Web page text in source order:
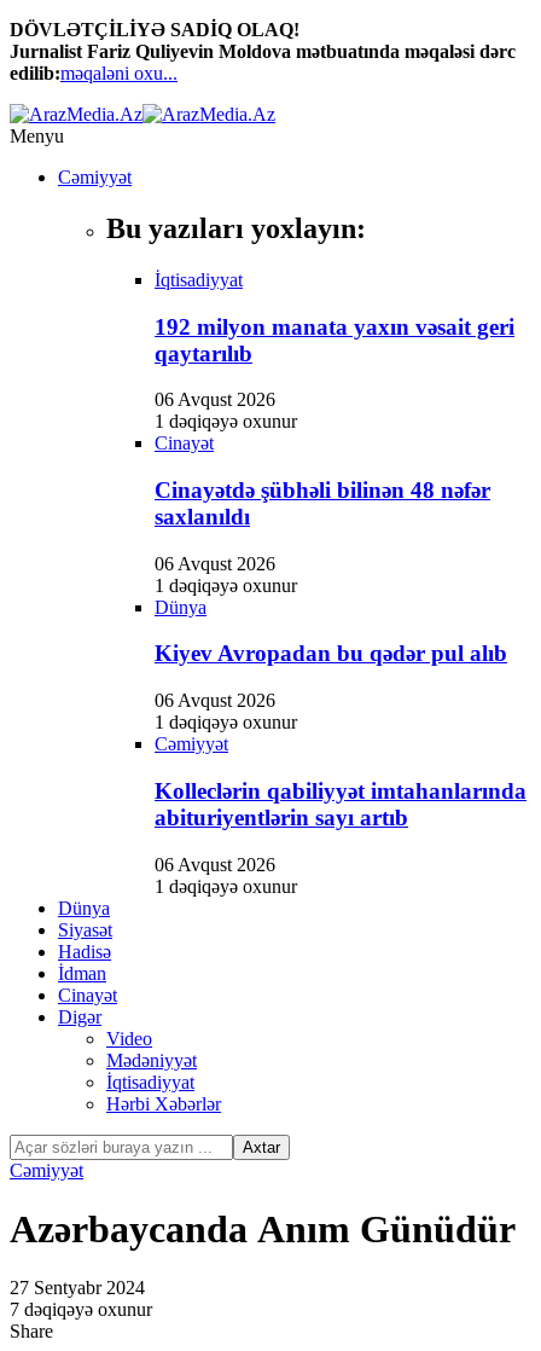
panel
paketleri
panel
Panel
panel
panel
panel
satın al
satın al
DÖVLƏTÇİLİYƏ SADİQ OLAQ!
Jurnalist Fariz Quliyevin Moldova mətbuatında məqaləsi dərc
edilib:məqaləni oxu...
Menyu
Cəmiyyət
Bu yazıları yoxlayın:
İqtisadiyyat
192 milyon manata yaxın vəsait geri
qaytarılıb
06 Avqust 2026
1 dəqiqəyə oxunur
Cinayət
Cinayətdə şübhəli bilinən 48 nəfər
saxlanıldı
06 Avqust 2026
1 dəqiqəyə oxunur
Dünya
Kiyev Avropadan bu qədər pul alıb
06 Avqust 2026
1 dəqiqəyə oxunur
Cəmiyyət
Kolleclərin qabiliyyət imtahanlarında
abituriyentlərin sayı artıb
06 Avqust 2026
1 dəqiqəyə oxunur
Dünya
Siyasət
Hadisə
İdman
Cinayət
Digər
Video
Mədəniyyət
İqtisadiyyat
Hərbi Xəbərlər
Cəmiyyət
Azərbaycanda Anım Günüdür
27 Sentyabr 2024
7 dəqiqəyə oxunur
Share